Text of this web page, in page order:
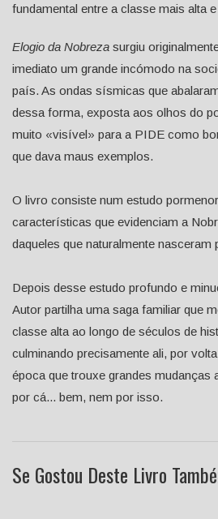
fundamental entre a classe mais alta
Elogio da Nobreza surgiu
imediato um grande incómodo na
país. As ondas sísmicas que
dessa forma, exposta aos olhos do
muito «visível» para a PIDE como
que dava maus exemplos.
O livro consiste num estudo
características que evidenciam a
daqueles que naturalmente
Depois desse estudo profundo e
Autor partilha uma saga familiar que
classe alta ao longo de séculos de
culminando precisamente ali, por
época que trouxe grandes mudanças
por cá... bem, nem por isso.
Se Gostou Deste Livro